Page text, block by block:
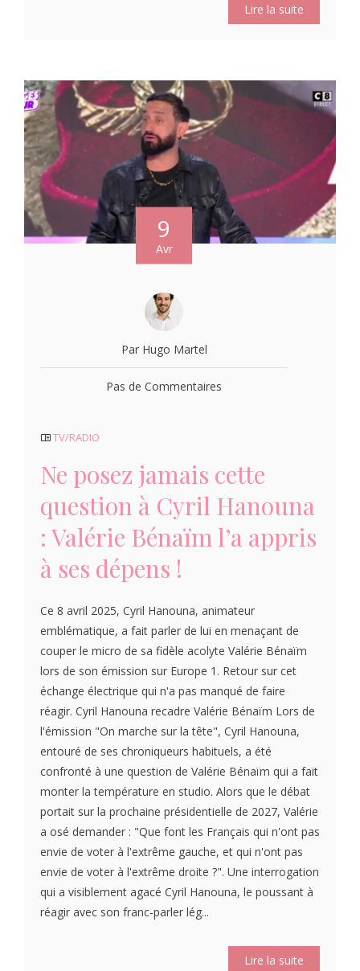
Lire la suite
9
Avr
Par Hugo Martel
Pas de Commentaires
TV/RADIO
Ne posez jamais cette
question à Cyril Hanouna
: Valérie Bénaïm l’a appris
à ses dépens !
Ce 8 avril 2025, Cyril Hanouna, animateur
emblématique, a fait parler de lui en menaçant de
couper le micro de sa fidèle acolyte Valérie Bénaïm
lors de son émission sur Europe 1. Retour sur cet
échange électrique qui n'a pas manqué de faire
réagir. Cyril Hanouna recadre Valérie Bénaïm Lors de
l'émission "On marche sur la tête", Cyril Hanouna,
entouré de ses chroniqueurs habituels, a été
confronté à une question de Valérie Bénaïm qui a fait
monter la température en studio. Alors que le débat
portait sur la prochaine présidentielle de 2027, Valérie
a osé demander : "Que font les Français qui n'ont pas
envie de voter à l'extrême gauche, et qui n'ont pas
envie de voter à l'extrême droite ?". Une interrogation
qui a visiblement agacé Cyril Hanouna, le poussant à
réagir avec son franc-parler lég...
Lire la suite